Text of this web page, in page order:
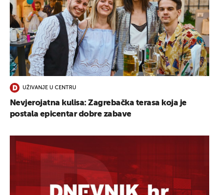
UŽIVANJE U CENTRU
Nevjerojatna kulisa: Zagrebačka terasa koja je
postala epicentar dobre zabave